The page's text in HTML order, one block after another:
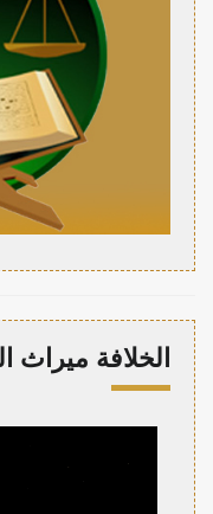
الخلافة ميراث